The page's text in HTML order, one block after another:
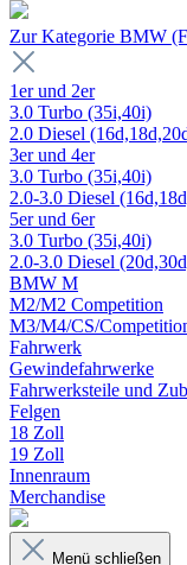
Zur Kategorie BMW
1er und 2er
3.0 Turbo (35i,40i)
2.0 Diesel
3er und 4er
3.0 Turbo (35i,40i)
2.0-3.0 Diesel
5er und 6er
3.0 Turbo (35i,40i)
2.0-3.0 Diesel
BMW M
M2/M2 Competition
M3/M4/CS/
Fahrwerk
Gewindefahrwerke
Fahrwerksteile und
Felgen
18 Zoll
19 Zoll
Innenraum
Merchandise
Menü schließen